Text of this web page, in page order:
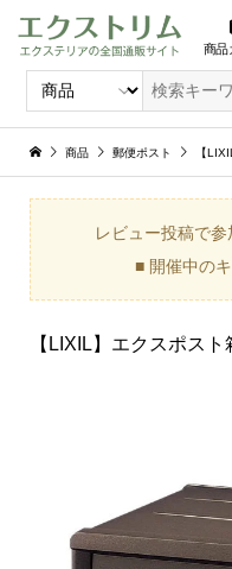
商品
商品 郵便ポスト 【
レビュー投稿で参
■ 開催中の
【LIXIL】エクスポス